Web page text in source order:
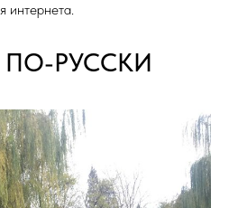
интернета.
ПО-РУССКИ